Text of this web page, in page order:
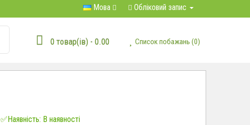
Мова Обліковий запис
0 товар(ів) - 0.00 Список побажань (0)
✅Наявність: В наявності